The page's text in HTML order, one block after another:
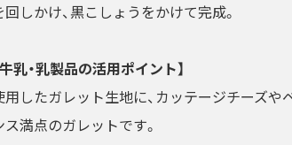
しかけ、黒こしょうをかけて完成。
乳・乳製品の活用ポイント】
したガレット生地に、カッテージチーズや
満点のガレットです。